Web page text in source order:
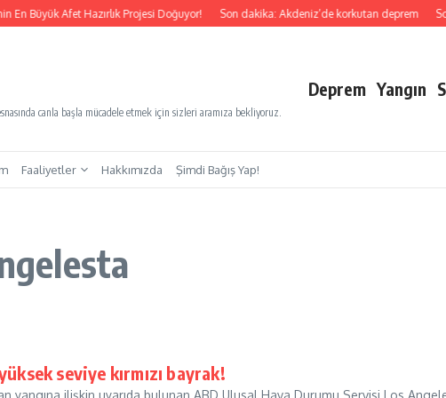
En Büyük Afet Hazırlık Projesi Doğuyor! Son dakika: Akdeniz’de korkutan deprem
canla başla mücadele etmek için sizleri aramıza bekliyoruz.
Deprem Yangın
Faaliyetler Hakkımızda Şimdi Bağış Yap!
seviye kırmızı bayrak!
yangına ilişkin uyarıda bulunan ABD Ulusal Hava Durumu Servisi Los